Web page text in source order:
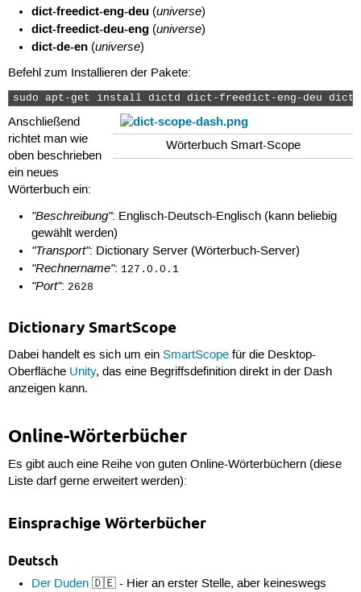
dict-freedict-eng-deu (universe)
dict-freedict-deu-eng (universe)
dict-de-en (universe)
Befehl zum Installieren der Pakete:
sudo apt-get install dictd dict-freedict-eng-deu
Wörterbuch Smart-Scope
Anschließend
richtet man wie
oben beschrieben
ein neues
Wörterbuch ein:
"Beschreibung": Englisch-Deutsch-Englisch (kann beliebig
gewählt werden)
"Transport": Dictionary Server (Wörterbuch-Server)
"Rechnername": 127.0.0.1
"Port": 2628
Dictionary SmartScope
Dabei handelt es sich um ein SmartScopefür die Desktop-
Oberfläche Unity, das eine Begriffsdefinition direkt in der Dash
anzeigen kann.
Online-Wörterbücher
Es gibt auch eine Reihe von guten Online-Wörterbüchern (diese
Liste darf gerne erweitert werden):
Einsprachige Wörterbücher
Deutsch
Der Duden 🇩🇪 - Hier an erster Stelle, aber keineswegs